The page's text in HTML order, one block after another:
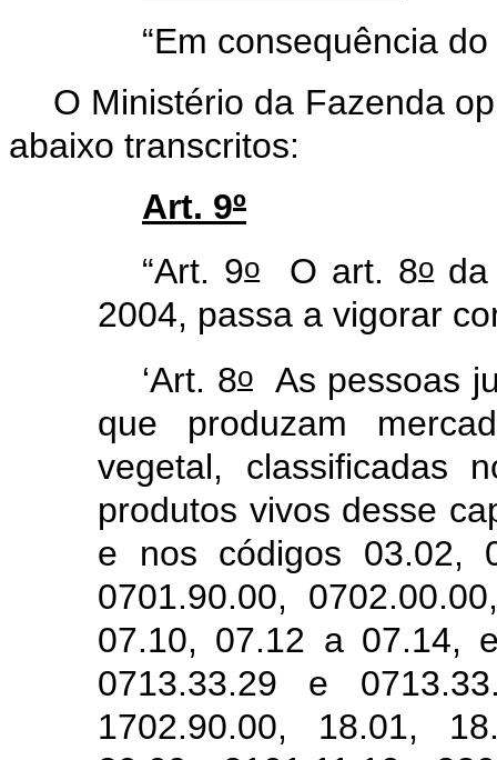
“Em consequência
O Ministério da Fazenda
abaixo transcritos:
Art. 9º
“Art. 9oO art. 8oda
2004, passa a vigorar
‘Art. 8oAs pessoas
que produzam
vegetal, classificadas
produtos vivos desse
e nos códigos 03.02,
0701.90.00,
07.10, 07.12 a 07.14,
0713.33.29 e
1702.90.00, 18.01,